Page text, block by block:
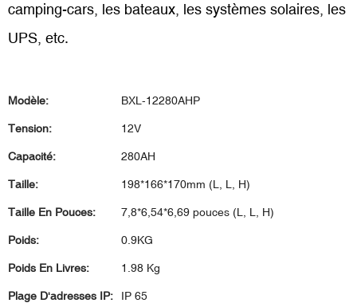
camping-cars, les bateaux, les systèmes solaires, les
UPS, etc.
Modèle: BXL-12280AHP
Tension: 12V
Capacité: 280AH
Taille: 198*166*170mm (L, L, H)
Taille En Pouces: 7,8*6,54*6,69 pouces (L, L, H)
Poids: 0.9KG
Poids En Livres: 1.98 Kg
Plage D'adresses IP: IP 65